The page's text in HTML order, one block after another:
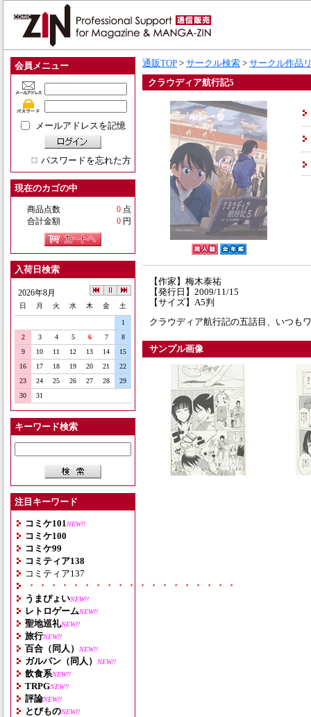
会員メニュー
メールアドレスを記憶
パスワードを忘れた方
現在のカゴの中
商品点数 0 点
合計金額
0 円
入荷日検索
2026年8月
日 月 火 水 木 金 土
1
2
3 4 5 6 7
8
9
10 11 12 13 14
15
16
17 18 19 20 21
22
23
24 25 26 27 28
29
30
31
キーワード検索
注目キーワード
コミケ101 NEW!!
コミケ100
コミケ99
コミティア138
コミティア137
・・・・・・・・・・・・・・・・・・・
うまぴょいNEW!!
レトロゲームNEW!!
聖地巡礼NEW!!
旅行NEW!!
百合（同人） NEW!!
ガルパン（同人） NEW!!
飲食系NEW!!
TRPGNEW!!
評論NEW!!
とびものNEW!!
通販TOP > サークル検索 > サークル作品
クラウディア航行記5
【作家】梅木泰祐
【発行日】2009/11/15
【サイズ】A5判
クラウディア航行記の五話目、いつも
サンプル画像